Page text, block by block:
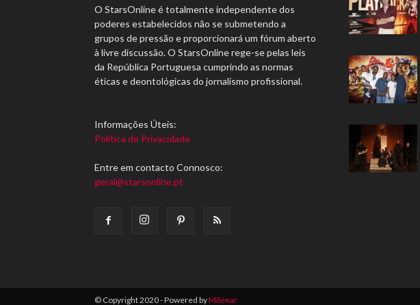
O StarsOnline é totalmente independente dos
poderes estabelecidos não se submetendo a
grupos de pressão e proporcionará um fórum aberto
à livre discussão. O StarsOnline rege-se pelas leis
da República Portuguesa cumprindo as normas
éticas e deontológicas do jornalismo profissional.
Informações Úteis:
Política de Privacidade
Entre em contacto Connosco:
geral@starsonline.pt
© Copyright 2020 - Powered byMilenar